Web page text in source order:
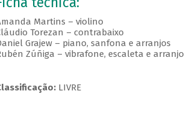
Martins – violino
Torezan – contrabaixo
Grajew – piano, sanfona e arranjos
Zúñiga – vibrafone, escaleta e
LIVRE